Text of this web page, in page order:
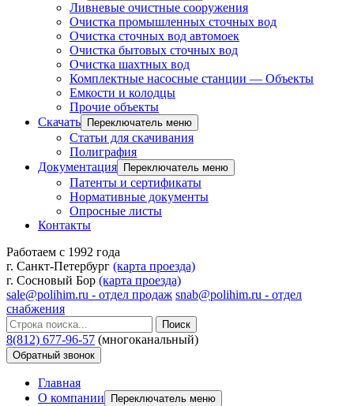
Ливневые очистные сооружения
Очистка промышленных сточных вод
Очистка сточных вод автомоек
Очистка бытовых сточных вод
Очистка шахтных вод
Комплектные насосные станции — Объекты
Емкости и колодцы
Прочие объекты
Скачать
Переключатель меню
Статьи для скачивания
Полиграфия
Документация
Переключатель меню
Патенты и сертификаты
Нормативные документы
Опросные листы
Контакты
Работаем с 1992 года
г. Санкт-Петербург (карта проезда)
г. Сосновый Бор (карта проезда)
sale@polihim.ru - отдел продаж snab@polihim.ru - отдел
снабжения
Поиск
8(812) 677-96-57 (многоканальный)
Обратный звонок
Главная
О компании
Переключатель меню